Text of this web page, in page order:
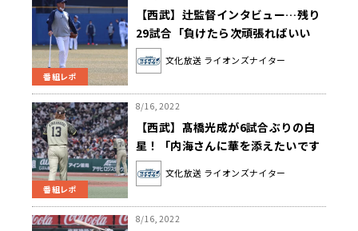
番組レポ
【西武】辻監督インタビュー…残り
29試合「負けたら次頑張ればいい
し、勝ったら騒げばいい」
文化放送 ライオンズナイター
番組レポ
8/16, 2022
【西武】髙橋光成が6試合ぶりの白
星！「内海さんに華を添えたいです
し、絶対に優勝したいです」
文化放送 ライオンズナイター
8/16, 2022